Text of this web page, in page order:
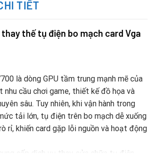
TIẾT
thế tụ điện bo mạch card Vga
là dòng GPU tầm trung mạnh mẽ của
nhu cầu chơi game, thiết kế đồ họa và
sâu. Tuy nhiên, khi vận hành trong
tải lớn, tụ điện trên bo mạch dễ xuống
rỉ, khiến card gặp lỗi nguồn và hoạt động
cấp dịch vụ thay sửa chữa tụ điện